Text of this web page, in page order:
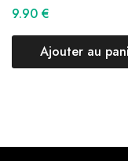
9.90 €
Ajouter au